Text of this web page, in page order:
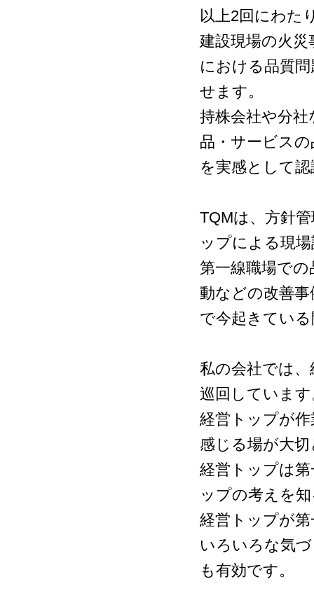
以上2回にわた
建設現場の火
における品質
せます。
持株会社や分
品・サービス
を実感として
TQMは、方針
ップによる現
第一線職場で
動などの改善
で今起きてい
私の会社では
巡回しています
経営トップが
感じる場が大
経営トップは
ップの考えを
経営トップが
いろいろな気
も有効です。